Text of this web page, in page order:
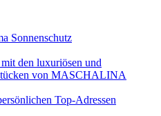
Sonnenschutz
den luxuriösen und
von MASCHALINA
Top-Adressen